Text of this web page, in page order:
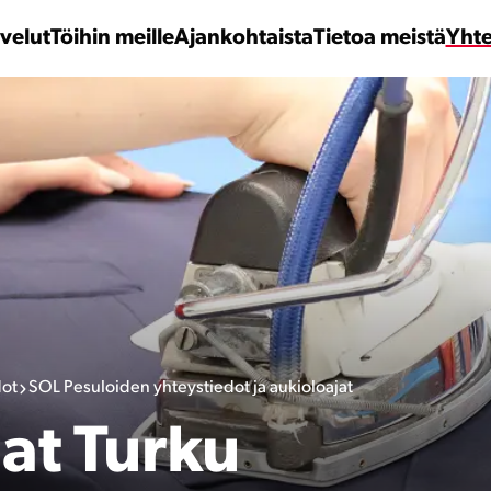
Töihin meilleAjankohtaistaTietoa meistä
SOL Pesuloiden yhteystiedot ja aukioloajat
Turku